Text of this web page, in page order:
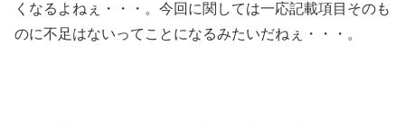
くなるよねぇ・・・。今回に関しては一応記載項目そのも
のに不足はないってことになるみたいだねぇ・・・。